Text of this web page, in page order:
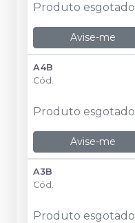
Produto esgotado
Avise-me
A4B
Cód.
Produto esgotado
Avise-me
A3B
Cód.
Produto esgotado